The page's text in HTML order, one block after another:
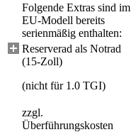
Folgende Extras sind im
EU-Modell bereits
serienmäßig enthalten:
Reserverad als Notrad
(15-Zoll)
(nicht für 1.0 TGI)
zzgl.
Überführungskosten